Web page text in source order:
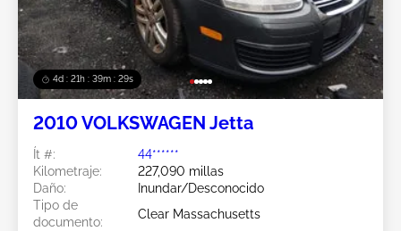
4d : 21h : 39m : 26s
2010 VOLKSWAGEN Jetta
Ít #:
44******
Kilometraje:
227,090 millas
Daño:
Inundar/Desconocido
Tipo de
documento:
Clear Massachusetts